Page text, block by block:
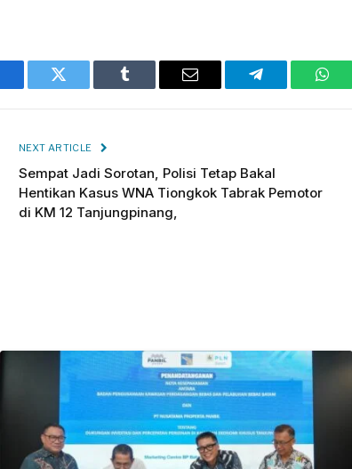
Twitter Tumblr Email Telegram
NEXT ARTICLE
Sempat Jadi Sorotan, Polisi Tetap Bakal
Hentikan Kasus WNA Tiongkok Tabrak Pemotor
di KM 12 Tanjungpinang,